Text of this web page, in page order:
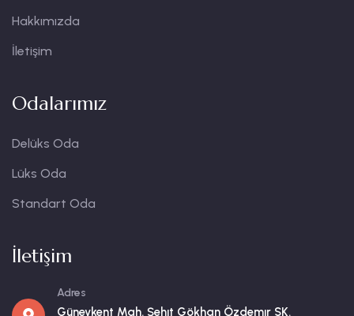
Hakkımızda
İletişim
Odalarımız
Delüks Oda
Lüks Oda
Standart Oda
İletişim
Adres
Güneykent Mah. Şehıt Gökhan Özdemır SK.